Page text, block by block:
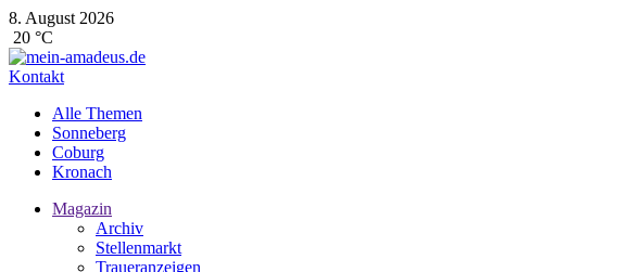
8. August 2026
20 °C
Kontakt
Alle Themen
Sonneberg
Coburg
Kronach
Magazin
Archiv
Stellenmarkt
Traueranzeigen